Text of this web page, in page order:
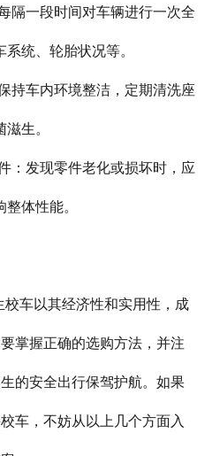
隔一段时间对车辆进行一次全
统、轮胎状况等。
持车内环境整洁，定期清洗座
生。
：发现零件老化或损坏时，应
体性能。
校车以其经济性和实用性，成
掌握正确的选购方法，并注
的安全出行保驾护航。 如果
车，不妨从以上几个方面入